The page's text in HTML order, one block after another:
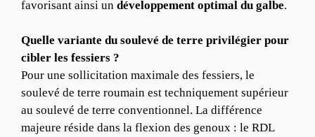
favorisant ainsi un développement optimal du galbe.
Quelle variante du soulevé de terre privilégier pour
cibler les fessiers ?
Pour une sollicitation maximale des fessiers, le
soulevé de terre roumain est techniquement supérieur
au soulevé de terre conventionnel. La différence
majeure réside dans la flexion des genoux : le RDL